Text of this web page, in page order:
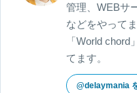
管理、WEBサ
などをやって
「World
てます。
@delaymania